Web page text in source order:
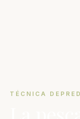
TÉCNICA